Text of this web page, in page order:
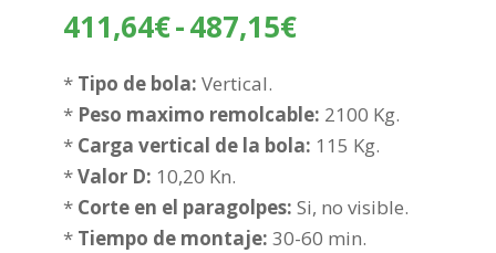
411,64€-487,15€Rango
desde
411,64€
487,15€
* Tipo de bola: Vertical.
* Peso maximo remolcable: 2100 Kg.
* Carga vertical de la bola: 115 Kg.
*Valor D: 10,20 Kn.
* Corte en el paragolpes: Si, no visible.
* Tiempo de montaje: 30-60 min.